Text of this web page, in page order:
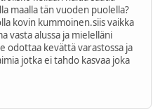
maalla tän vuoden puolella?
kovin kummoinen.siis vaikka
vasta alussa ja mielelläni
odottaa kevättä varastossa ja
jotka ei tahdo kasvaa joka